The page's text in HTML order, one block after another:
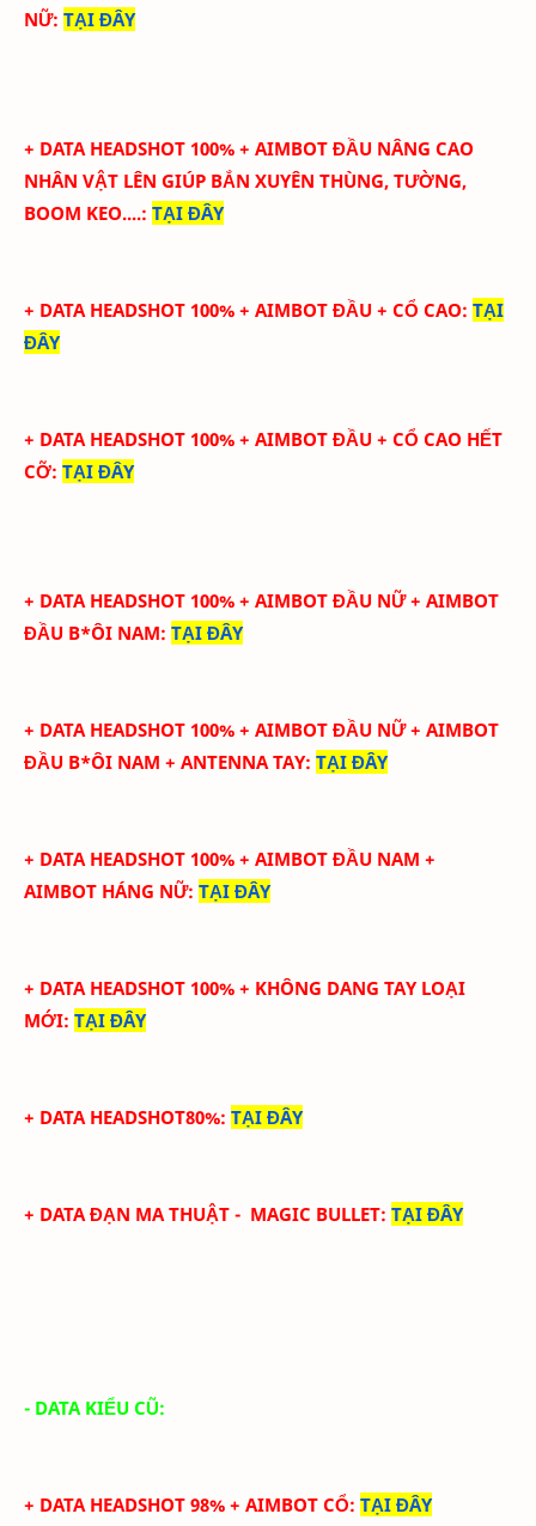
NỮ: TẠI ĐÂY
+ DATA HEADSHOT 100% + AIMBOT ĐẦU NÂNG CAO
NHÂN VẬT LÊN GIÚP BẮN XUYÊN THÙNG, TƯỜNG,
BOOM KEO....: TẠI ĐÂY
+ DATA HEADSHOT 100% + AIMBOT ĐẦU + CỔ CAO: TẠI
ĐÂY
+ DATA HEADSHOT 100% + AIMBOT ĐẦU + CỔ CAO HẾT
CỠ: TẠI ĐÂY
+ DATA HEADSHOT 100% + AIMBOT ĐẦU NỮ + AIMBOT
ĐẦU B*ÔI NAM: TẠI ĐÂY
+ DATA HEADSHOT 100% + AIMBOT ĐẦU NỮ + AIMBOT
ĐẦU B*ÔI NAM + ANTENNA TAY: TẠI ĐÂY
+ DATA HEADSHOT 100% + AIMBOT ĐẦU NAM +
AIMBOT HÁNG NỮ: TẠI ĐÂY
+ DATA HEADSHOT 100% + KHÔNG DANG TAY LOẠI
MỚI: TẠI ĐÂY
+ DATA HEADSHOT80%: TẠI ĐÂY
+ DATA ĐẠN MA THUẬT - MAGIC BULLET: TẠI ĐÂY
- DATA KIỂU CŨ:
+ DATA HEADSHOT 98% + AIMBOT CỔ: TẠI ĐÂY